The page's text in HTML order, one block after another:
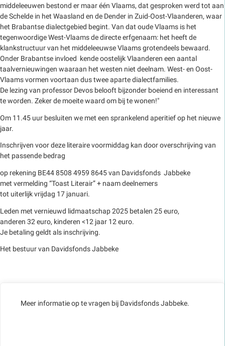
middeleeuwen bestond er maar één Vlaams, dat gesproken werd tot aan
de Schelde in het Waasland en de Dender in Zuid-Oost-Vlaanderen, waar
het Brabantse dialectgebied begint. Van dat oude Vlaams is het
tegenwoordige West-Vlaams de directe erfgenaam: het heeft de
klankstructuur van het middeleeuwse Vlaams grotendeels bewaard.
Onder Brabantse invloed kende oostelijk Vlaanderen een aantal
taalvernieuwingen waaraan het westen niet deelnam. West- en Oost-
Vlaams vormen voortaan dus twee aparte dialectfamilies.
De lezing van professor Devos belooft bijzonder boeiend en interessant
te worden. Zeker de moeite waard om bij te wonen!"
Om 11.45 uur besluiten we met een sprankelend aperitief op het nieuwe
jaar.
Inschrijven voor deze literaire voormiddag kan door overschrijving van
het passende bedrag
op rekening BE44 8508 4959 8645 van Davidsfonds Jabbeke
met vermelding “Toast Literair” + naam deelnemers
tot uiterlijk vrijdag 17 januari.
Leden met vernieuwd lidmaatschap 2025 betalen 25 euro,
anderen 32 euro, kinderen <12 jaar 12 euro.
Je betaling geldt als inschrijving.
Het bestuur van Davidsfonds Jabbeke
Meer informatie op te vragen bij Davidsfonds Jabbeke.